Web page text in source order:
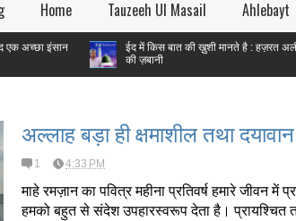
Home Tauzeeh Ul Masail Ahlebayt
ईद में किस बात की ख़ुशी मानते है : हज़रत अली
की ज़बानी
अल्लाह बड़ा ही क्षमाशील तथा
1 4:33 PM
माहे रमज़ान का पवित्र महीना प्रतिवर्ष हमारे जीवन में
हमको बहुत से संदेश उपहारस्वरूप देता है। प्रायश्चित